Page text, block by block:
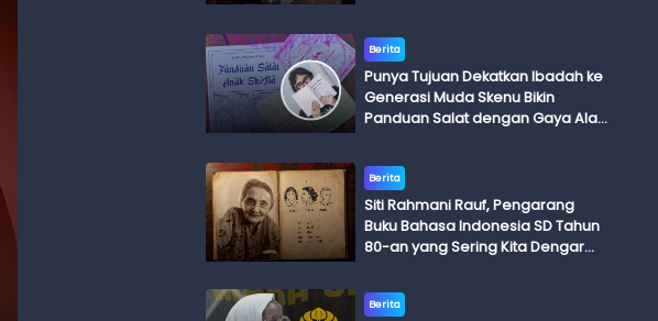
Berita
Punya Tujuan Dekatkan Ibadah ke
Generasi Muda Skenu Bikin
Panduan Salat dengan Gaya Ala
Berita
Siti Rahmani Rauf, Pengarang
Buku Bahasa Indonesia SD Tahun
80-an yang Sering Kita Dengar
Adik Budi
Berita